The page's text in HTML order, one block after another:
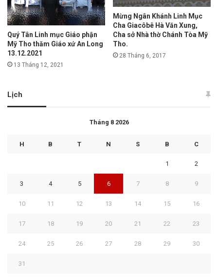
Quý Tân Linh mục Giáo phận
Mỹ Tho thăm Giáo xứ An Long
13.12.2021
13 Tháng 12, 2021
Mừng Ngân Khánh Linh Mục
Cha Giacôbê Hà Văn Xung,
Cha sở Nhà thờ Chánh Tòa Mỹ
Tho.
28 Tháng 6, 2017
Lịch
Tháng 8 2026
H B T N S B C
1 2
3 4 5 6 7 8 9
10 11 12 13 14 15 16
17 18 19 20 21 22 23
24 25 26 27 28 29 30
31